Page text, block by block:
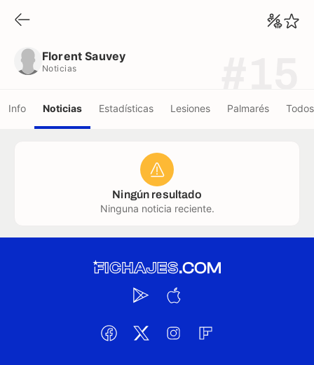
Florent Sauvey
Noticias
Info Noticias Estadísticas Lesiones Palmarés
Ningún resultado
Ninguna noticia reciente.